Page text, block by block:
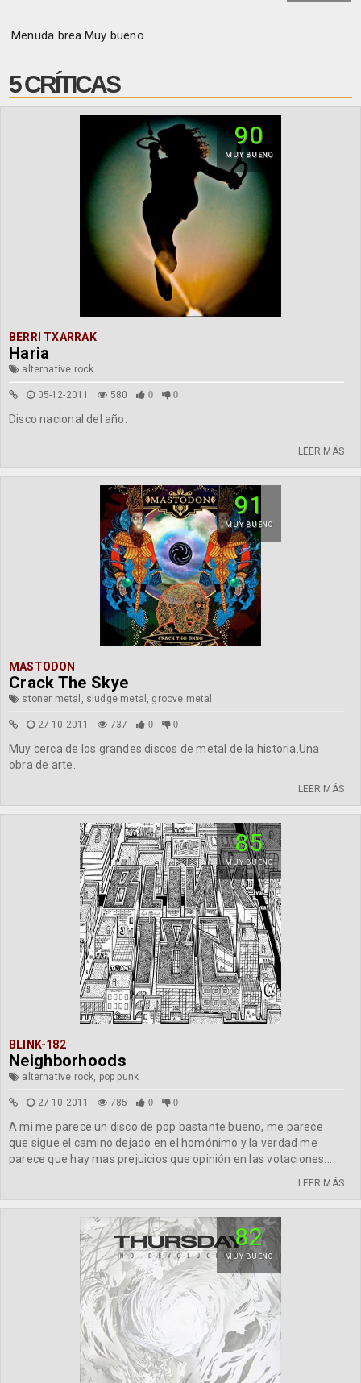
Menuda brea.Muy bueno.
5 CRÍTICAS
90
MUY BUENO
BERRI TXARRAK
Haria
alternative rock
05-12-2011 580 0 0
Disco nacional del año.
LEER MÁS
91
MUY BUENO
MASTODON
Crack The Skye
stoner metal, sludge metal, groove metal
27-10-2011 737 0 0
Muy cerca de los grandes discos de metal de la historia.Una
obra de arte.
LEER MÁS
85
MUY BUENO
BLINK-182
Neighborhoods
alternative rock, pop punk
27-10-2011 785 0 0
A mi me parece un disco de pop bastante bueno, me parece
que sigue el camino dejado en el homónimo y la verdad me
parece que hay mas prejuicios que opinión en las votaciones...
LEER MÁS
82
MUY BUENO